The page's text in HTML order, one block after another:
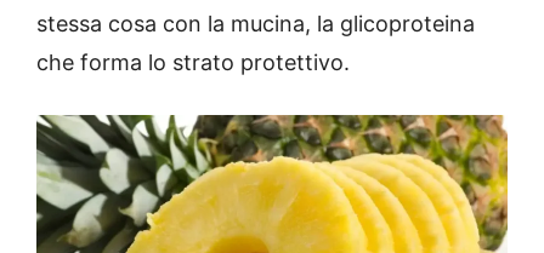
stessa cosa con la mucina, la glicoproteina
che forma lo strato protettivo.